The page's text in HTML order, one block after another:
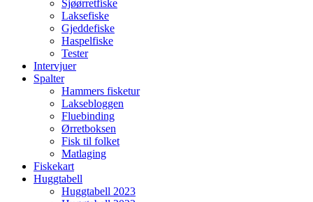
Sjøørretfiske
Laksefiske
Gjeddefiske
Haspelfiske
Tester
Intervjuer
Spalter
Hammers fisketur
Laksebloggen
Fluebinding
Ørretboksen
Fisk til folket
Matlaging
Fiskekart
Huggtabell
Huggtabell 2023